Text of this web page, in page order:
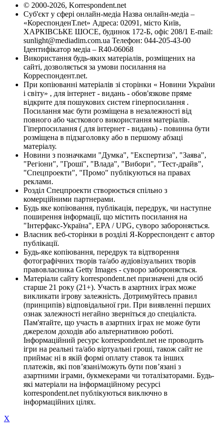
© 2000-2026, Korrespondent.net
Суб'єкт у сфері онлайн-медіа Назва онлайн-медіа –
«КореспонденТ.net» Адреса: 02091, місто Київ,
ХАРКІВСЬКЕ ШОСЕ, будинок 172-Б, офіс 208/1 E-mail:
sunlight@mediadim.com.ua Телефон: 044-205-43-00
Ідентифікатор медіа – R40-06068
Використання будь-яких матеріалів, розміщених на
сайті, дозволяється за умови посилання на
Корреспондент.net.
При копіюванні матеріалів зі сторінки « Новини України
і світу» , для інтернет - видань - обов'язкове пряме
відкрите для пошукових систем гіперпосилання .
Посилання має бути розміщена в незалежності від
повного або часткового використання матеріалів.
Гіперпосилання ( для інтернет - видань) - повинна бути
розміщена в підзаголовку або в першому абзаці
матеріалу.
Новини з позначками "Думка", "Експертиза", "Заява",
"Регіони", "Гроші", "Влада", "Вибори", "Тест-драйв",
"Спецпроекти", "Промо" публікуються на правах
реклами.
Розділ Спецпроекти створюється спільно з
комерційними партнерами.
Будь яке копіювання, публікація, передрук, чи наступне
поширення інформації, що містить посилання на
"Інтерфакс-Україна", EPA / UPG, суворо забороняється.
Власник веб-сторінки в розділі Я-Корреспондент є автор
публікації.
Будь-яке копіювання, передрук та відтворення
фотографічних творів та/або аудіовізуальних творів
правовласника Getty Images - суворо забороняється.
Матеріали сайту korrespondent.net призначені для осіб
старше 21 року (21+). Участь в азартних іграх може
викликати ігрову залежність. Дотримуйтесь правил
(принципів) відповідальної гри. При виявленні перших
ознак залежності негайно зверніться до спеціаліста.
Пам'ятайте, що участь в азартних іграх не може бути
джерелом доходів або альтернативою роботі.
Інформаційний ресурс korrespondent.net не проводить
ігри на реальні та/або віртуальні гроші, також сайт не
приймає ні в якій формі оплату ставок та інших
платежів, які пов’язані/можуть бути пов’язані з
азартними іграми, букмекерами чи тоталізаторами. Будь-
які матеріали на інформаційному ресурсі
korrespondent.net публікуються виключно в
інформаційних цілях.
X